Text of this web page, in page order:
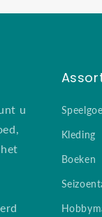
u
Kleding
Boeken